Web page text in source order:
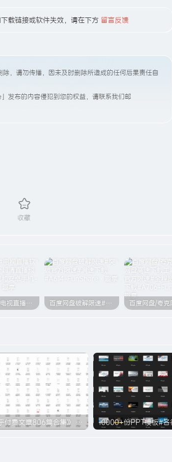
载链接或软件失效，请在下方 留言反馈
，请勿传播，因未及时删除所造成的任何后果责任自
发布的内容侵犯到您的权益，请联系我们邮
收藏
趣享直播#电视直播软件#2000+个超清直播频道#支持电视和安卓手机 百度网盘破解限速#突破官方限速#满速下载#A614
《知乎付费文章806篇合集》 #A925